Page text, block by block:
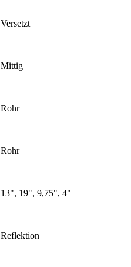
Versetzt
Mittig
Rohr
Rohr
13", 19", 9,75", 4"
Reflektion